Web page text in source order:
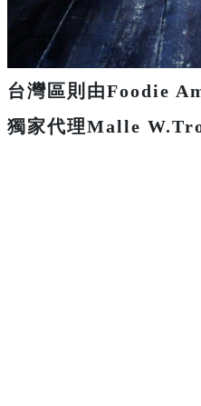
台灣區則由Foodie
獨家代理Malle